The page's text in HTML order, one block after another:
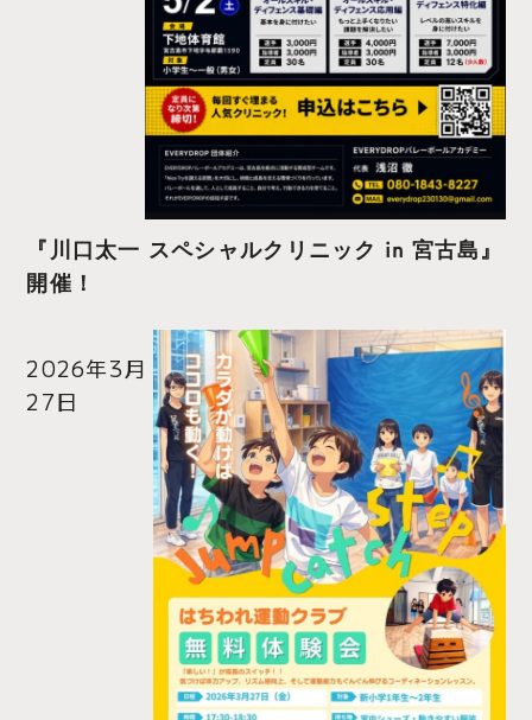
『川口太一 スペシャルクリニック in 宮古島』
開催！
2026年3月
27日